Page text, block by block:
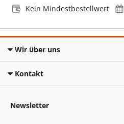
Kein Mindestbestellwert
Wir über uns
Kontakt
Newsletter